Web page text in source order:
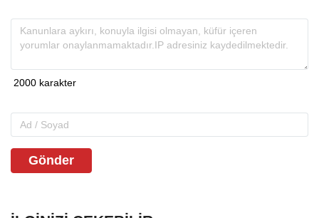
Gönder